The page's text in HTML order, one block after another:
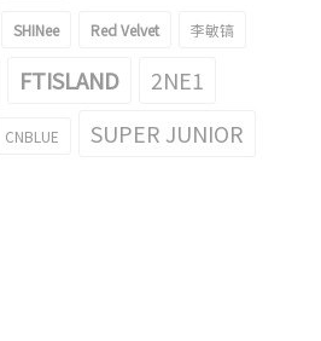
SHINee Red Velvet 李敏镐
FTISLAND
2NE1
CNBLUE SUPER JUNIOR